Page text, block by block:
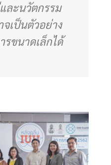
ละนวัตกรรม
เป็นตัวอย่าง
ขนาดเล็กได้